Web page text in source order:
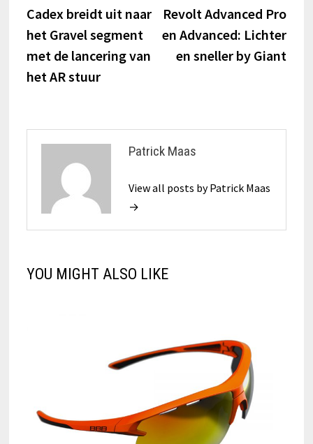
navigatie post:
Cadex breidt uit naar
het Gravel segment
met de lancering van
het AR stuur
post:
Revolt Advanced Pro
en Advanced: Lichter
en sneller by Giant
Patrick Maas
View all posts by Patrick Maas
→
YOU MIGHT ALSO LIKE